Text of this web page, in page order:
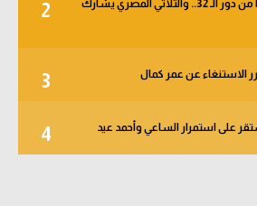
2
خبر في الجول - الأهلي يبدأ من دور الـ 32.. والثلاثي المصري يشارك
3 الاستنغاء عن عمر كمال
4 على استمرار الساعي وأحمد عيد